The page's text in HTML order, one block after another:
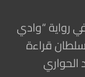
رواية “وادي
سلطان قراءة
الحواري